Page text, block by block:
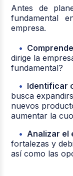
Antes de
fundamental
empresa.
dirige la
fundamental?
Identificar
busca
nuevos
aumentar la
Analizar el
fortalezas y
así como las